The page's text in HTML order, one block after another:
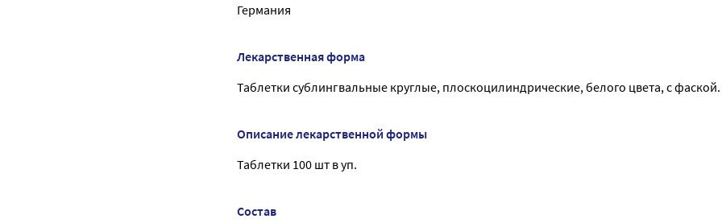
Германия
Лекарственная форма
Таблетки сублингвальные круглые, плоскоцилиндрические, белого цвета, с фаской.
Описание лекарственной формы
Таблетки 100 шт в уп.
Состав